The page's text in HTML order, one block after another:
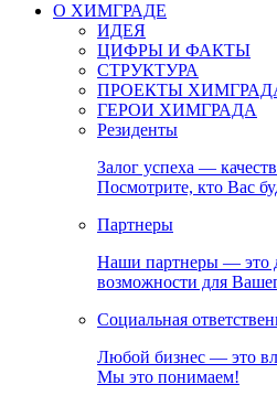
О ХИМГРАДЕ
ИДЕЯ
ЦИФРЫ И ФАКТЫ
СТРУКТУРА
ПРОЕКТЫ
ГЕРОИ ХИМГРАДА
Резиденты
Залог успеха —
Посмотрите, кто Вас
Партнеры
Наши партнеры — это
возможности для
Социальная
Любой бизнес — это
Мы это понимаем!